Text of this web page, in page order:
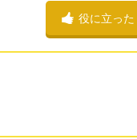
役に立った